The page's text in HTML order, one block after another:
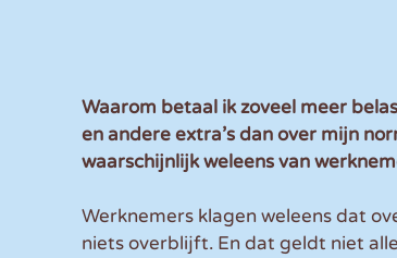
Waarom betaal ik zoveel meer
en andere extra’s dan over mijn
waarschijnlijk weleens van
Werknemers klagen weleens dat
niets overblijft. En dat geldt niet